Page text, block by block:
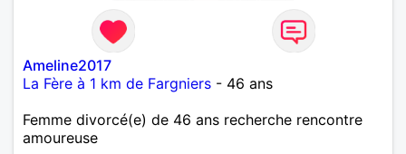
Ameline2017
La Fère à 1 km de Fargniers - 46 ans
Femme divorcé(e) de 46 ans recherche rencontre
amoureuse